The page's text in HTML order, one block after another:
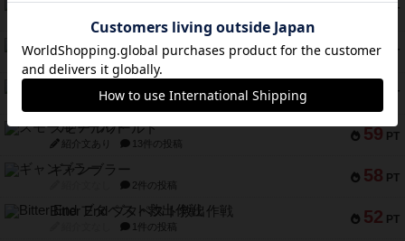
73 PT
アマナイト
66 PT
ブラヴェスト
紹介文なし 1件の投稿
PT
紹介文なし 1件の投稿
59 PT
スモールワールド
紹介文あり 13件の投稿
58 PT
ギャンブラー
2件の投稿
52 PT
Bitter End ブタペスト救出作戦
1件の投稿